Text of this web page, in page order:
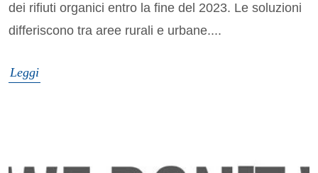
dei rifiuti organici entro la fine del 2023. Le soluzioni
differiscono tra aree rurali e urbane....
Leggi